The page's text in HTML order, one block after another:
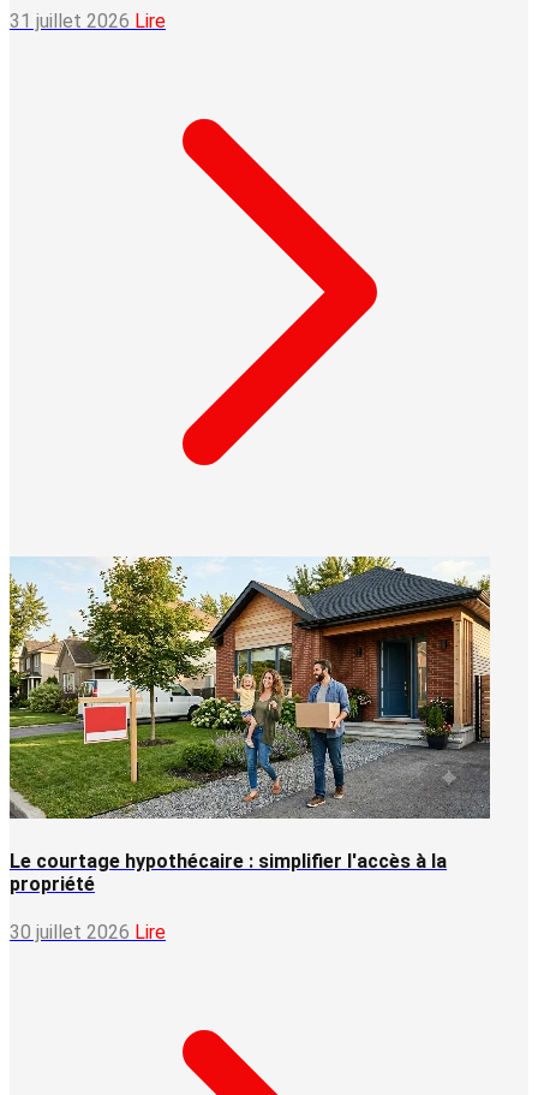
31 juillet 2026 Lire
Le courtage hypothécaire : simplifier l'accès à la
propriété
30 juillet 2026 Lire